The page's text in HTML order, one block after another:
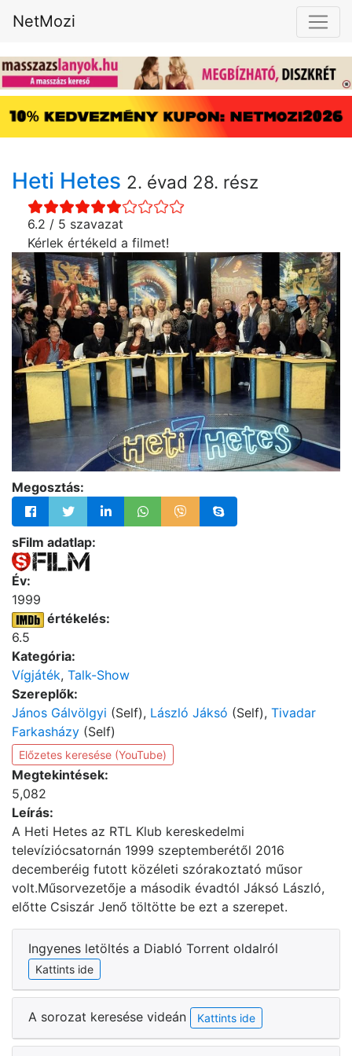
NetMozi
Heti Hetes 2. évad 28. rész
6.2 / 5 szavazat
Kérlek értékeld a filmet!
Megosztás:
sFilm adatlap:
Év:
1999
értékelés:
6.5
Kategória:
Vígjáték, Talk-Show
Szereplők:
János Gálvölgyi (Self), László Jáksó (Self), Tivadar
Farkasházy (Self)
Előzetes keresése (YouTube)
Megtekintések:
5,082
Leírás:
A Heti Hetes az RTL Klub kereskedelmi
televíziócsatornán 1999 szeptemberétől 2016
decemberéig futott közéleti szórakoztató műsor
volt.Műsorvezetője a második évadtól Jáksó László,
előtte Csiszár Jenő töltötte be ezt a szerepet.
Ingyenes letöltés a Diabló Torrent oldalról
Kattints ide
A sorozat keresése videán Kattints ide